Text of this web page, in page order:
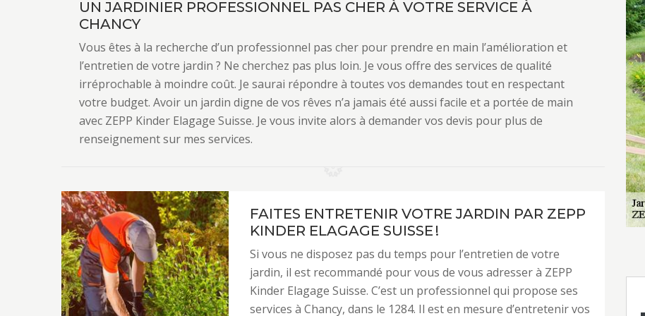
UN JARDINIER PROFESSIONNEL PAS CHER À VOTRE SERVICE À
CHANCY
Vous êtes à la recherche d’un professionnel pas cher pour prendre en main l’amélioration et
l’entretien de votre jardin ? Ne cherchez pas plus loin. Je vous offre des services de qualité
irréprochable à moindre coût. Je saurai répondre à toutes vos demandes tout en respectant
votre budget. Avoir un jardin digne de vos rêves n’a jamais été aussi facile et a portée de main
avec ZEPP Kinder Elagage Suisse. Je vous invite alors à demander vos devis pour plus de
renseignement sur mes services.
FAITES ENTRETENIR VOTRE JARDIN PAR ZEPP
KINDER ELAGAGE SUISSE !
Si vous ne disposez pas du temps pour l’entretien de votre
jardin, il est recommandé pour vous de vous adresser à ZEPP
Kinder Elagage Suisse. C’est un professionnel qui propose ses
services à Chancy, dans le 1284. Il est en mesure d’entretenir vos